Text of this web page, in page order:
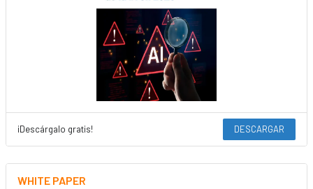
¡Descárgalo gratis! DESCARGAR
WHITE PAPER